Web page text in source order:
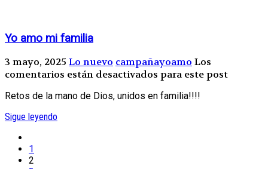
Yo amo mi familia
3 mayo, 2025 Lo nuevo campañayoamo Los
comentarios están desactivados para este post
Retos de la mano de Dios, unidos en familia!!!!
Sigue leyendo
1
2